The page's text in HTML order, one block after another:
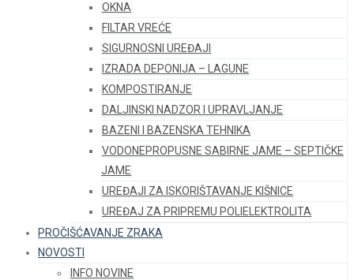
OKNA
FILTAR VREĆE
SIGURNOSNI UREĐAJI
IZRADA DEPONIJA – LAGUNE
KOMPOSTIRANJE
DALJINSKI NADZOR I UPRAVLJANJE
BAZENI I BAZENSKA TEHNIKA
VODONEPROPUSNE SABIRNE JAME – SEPTIČKE
JAME
UREĐAJI ZA ISKORIŠTAVANJE KIŠNICE
UREĐAJ ZA PRIPREMU POLIELEKTROLITA
PROČIŠĆAVANJE ZRAKA
NOVOSTI
INFO NOVINE